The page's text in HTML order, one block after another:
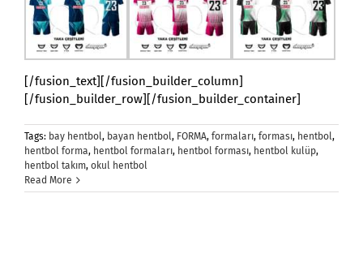
[/fusion_text][/fusion_builder_column]
[/fusion_builder_row][/fusion_builder_container]
Tags: bay hentbol, bayan hentbol, FORMA, formaları, forması, hentbol,
hentbol forma, hentbol formaları, hentbol forması, hentbol kulüp,
hentbol takım, okul hentbol
Read More